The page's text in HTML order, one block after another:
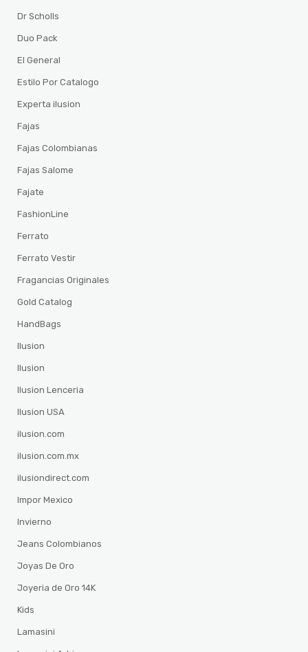
Dr Scholls
Duo Pack
El General
Estilo Por Catalogo
Experta ilusion
Fajas
Fajas Colombianas
Fajas Salome
Fajate
FashionLine
Ferrato
Ferrato Vestir
Fragancias Originales
Gold Catalog
HandBags
Ilusion
Ilusion
Ilusion Lenceria
Ilusion USA
ilusion.com
ilusion.com.mx
ilusiondirect.com
Impor Mexico
Invierno
Jeans Colombianos
Joyas De Oro
Joyeria de Oro 14K
Kids
Lamasini